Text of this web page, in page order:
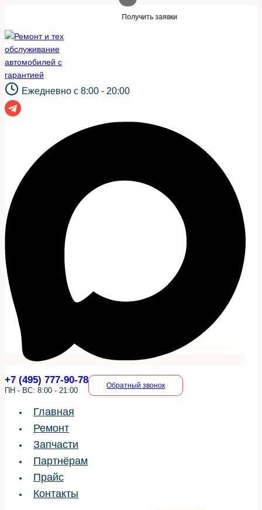
содержимому
Получить заявки Нужны заявки для
Ежедневно с 8:00 - 20:00
+7 (495) 777-90-78
ПН - ВС: 8:00 - 21:00
Обратный звонок
Главная
Ремонт
Запчасти
Партнёрам
Прайс
Контакты